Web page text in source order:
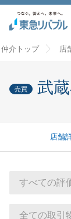
介トップ 店
売買 武
店舗